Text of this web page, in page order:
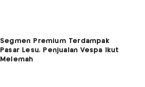
Segmen Premium Terdampak
Pasar Lesu, Penjualan Vespa Ikut
Melemah